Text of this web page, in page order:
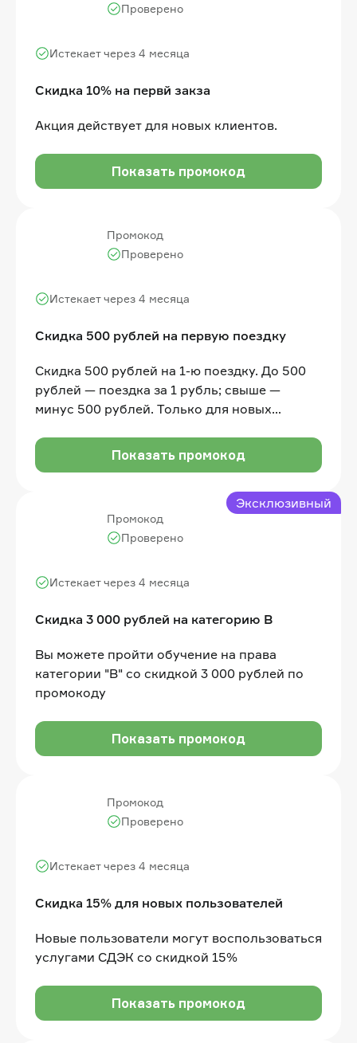
Скидка 10% на первй закза
Истекает через 4 месяца
Проверено
Акция действует для новых клиентов.
Показать промокод
Промокод
Скидка 500 рублей на первую поездку
Истекает через 4 месяца
Проверено
Скидка 500 рублей на 1-ю поездку. До 500
рублей — поездка за 1 рубль; свыше —
минус 500 рублей. Только для новых
Фикс тарифыПоказать промокод
Промокод
Скидка 3 000 рублей на категорию B
Истекает через 4 месяца
Проверено
Вы можете пройти обучение на права
категории "B" со скидкой 3 000 рублей по
промокоду
Показать промокод
Эксклюзивный
Промокод
Скидка 15% для новых пользователей
Истекает через 4 месяца
Проверено
Новые пользователи могут воспользоваться
услугами СДЭК со скидкой 15%
Показать промокод